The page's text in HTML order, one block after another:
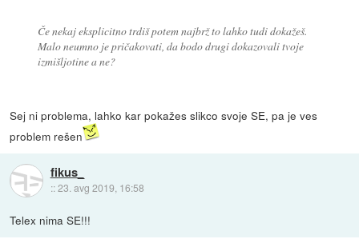
Če nekaj eksplicitno trdiš potem najbrž to lahko tudi dokažeš.
Malo neumno je pričakovati, da bodo drugi dokazovali tvoje
izmišljotine a ne?
Sej ni problema, lahko kar pokažes slikco svoje SE, pa je ves
problem rešen
fikus_
::23. avg 2019, 16:58
Telex nima SE!!!